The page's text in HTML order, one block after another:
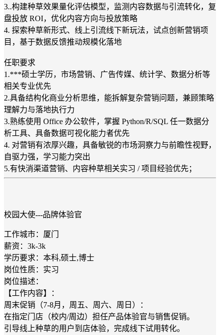
3..构建种草效果量化评估模型，监测内容数据与引流转化，复
盘投放 ROI，优化内容方向与投放策略
4. 探索种草新形式、线上引流线下新玩法，试点创新营销项
目，基于数据反馈推动规模化落地
任职要求
1.***硕士学历，市场营销、广告传媒、统计学、数据分析等
相关专业优先
2.具备结构化商业分析思维，能拆解复杂营销问题，兼顾策略
理解力与落地执行力
3.熟练使用 Office 办公软件，掌握 Python/R/SQL 任一数据分
析工具、具备数据可视化能力者优先
4. 对营销有浓厚兴趣，具备敏锐的市场洞察力与前瞻性视野，
自驱力强，学习能力突出
5.有快消渠道营销、内容种草相关实习 / 项目经验优先；
校园大使---品牌体验官
工作城市：厦门
薪资：3k-3k
学历要求：本科,硕士,博士
岗位性质：实习
岗位描述：
【工作内容】：
周末促销（7-8月，周五、周六、周日）：
在指定门店（校内/周边）担任产品体验官与销售促销。
引导线上种草的用户到店体验，完成线下试用转化。